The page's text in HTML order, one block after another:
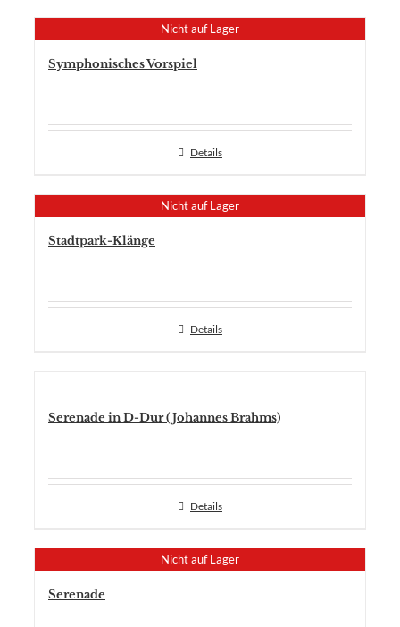
Nicht auf Lager
Symphonisches Vorspiel
Details
Nicht auf Lager
Stadtpark-Klänge
Details
Serenade in D-Dur (Johannes Brahms)
Details
Nicht auf Lager
Serenade